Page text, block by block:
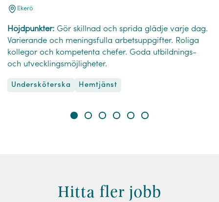
Ekerö
Höjdpunkter: Gör skillnad och sprida glädje varje dag.
Varierande och meningsfulla arbetsuppgifter. Roliga
kollegor och kompetenta chefer. Goda utbildnings-
och utvecklingsmöjligheter.
Undersköterska Hemtjänst
Hitta fler jobb